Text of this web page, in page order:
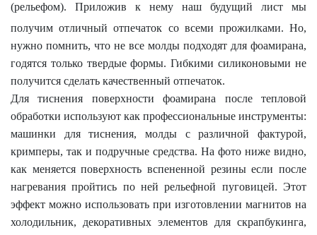
(рельефом). Приложив к нему наш будущий лист мы
получим отличный отпечаток со всеми прожилками. Но,
нужно помнить, что не все молды подходят для фоамирана,
годятся только твердые формы. Гибкими силиконовыми не
получится сделать качественный отпечаток.
Для тиснения поверхности фоамирана после тепловой
обработки используют как профессиональные инструменты:
машинки для тиснения, молды с различной фактурой,
кримперы, так и подручные средства. На фото ниже видно,
как меняется поверхность вспененной резины если после
нагревания пройтись по ней рельефной пуговицей. Этот
эффект можно использовать при изготовлении магнитов на
холодильник, декоративных элементов для скрапбукинга,